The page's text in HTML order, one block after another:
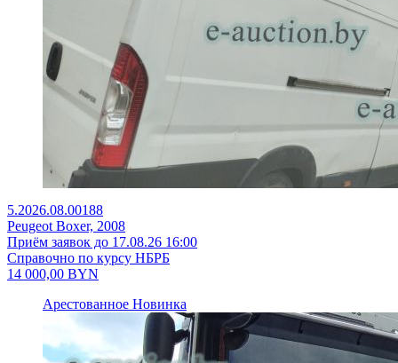
5.2026.08.00188
Peugeot Boxer, 2008
Приём заявок до 17.08.26 16:00
Справочно по курсу НБРБ
14 000,00 BYN
Арестованное Новинка